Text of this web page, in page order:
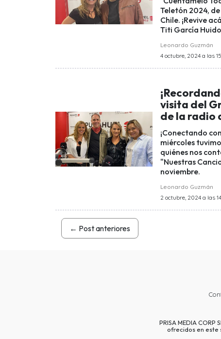
Teletón 2024,
Chile. ¡Revive
Titi García
Leonardo Guzmán
4 octubre, 2024 a las
visita del
de la radio
¡Conectando
miércoles
quiénes nos
"Nuestras
noviembre.
Leonardo Guzmán
2 octubre, 2024 a las
← Post anteriores
PRISA MEDIA
ofrecidos en este